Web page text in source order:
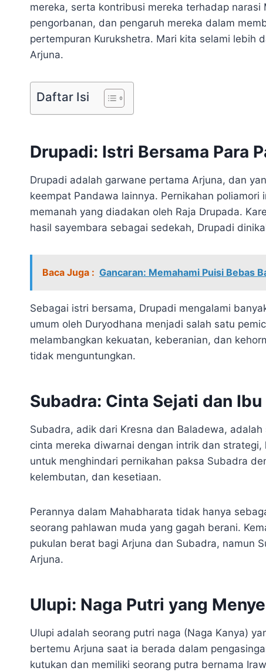
mereka, serta kontribusi mereka terhadap
pengorbanan, dan pengaruh mereka dalam
pertempuran Kurukshetra. Mari kita selami lebih
Arjuna.
Daftar Isi
Drupadi: Istri Bersama Para
Drupadi adalah garwane pertama Arjuna, dan
keempat Pandawa lainnya. Pernikahan
memanah yang diadakan oleh Raja Drupada.
hasil sayembara sebagai sedekah, Drupadi
Baca Juga : Gancaran: Memahami Puisi Bebas
Sebagai istri bersama, Drupadi mengalami
umum oleh Duryodhana menjadi salah satu
melambangkan kekuatan, keberanian, dan
tidak menguntungkan.
Subadra: Cinta Sejati dan
Subadra, adik dari Kresna dan Baladewa,
cinta mereka diwarnai dengan intrik dan
untuk menghindari pernikahan paksa Subadra
kelembutan, dan kesetiaan.
Perannya dalam Mahabharata tidak hanya
seorang pahlawan muda yang gagah berani.
pukulan berat bagi Arjuna dan Subadra, namun
Arjuna.
Ulupi: Naga Putri yang
Ulupi adalah seorang putri naga (Naga Kanya)
bertemu Arjuna saat ia berada dalam
kutukan dan memiliki seorang putra bernama